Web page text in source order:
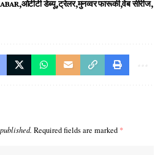
ओटीटी डेब्यू ट्रेलर मुनव्वर फारूकी वेब सीरीज
Required fields are marked *